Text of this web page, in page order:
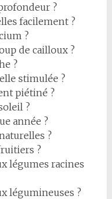
?
facilement ?
?
de cailloux ?
?
stimulée ?
piétiné ?
?
année ?
?
?
légumes racines
légumineuses ?